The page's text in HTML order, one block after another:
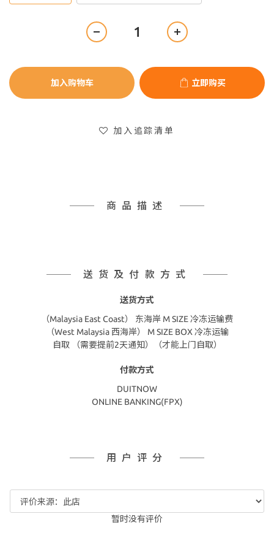
加入购物车 立即购买
加入追踪清单
商品描述
送货及付款方式
送货方式
（Malaysia East Coast） 东海岸 M SIZE 冷冻运输费
（West Malaysia 西海岸） M SIZE BOX 冷冻运输
自取 （需要提前2天通知）（才能上门自取）
付款方式
DUITNOW
ONLINE BANKING(FPX)
用户评分
暂时没有评价